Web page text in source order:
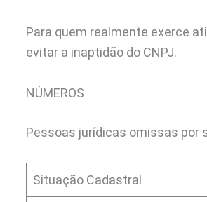
Para quem realmente exerce
evitar a inaptidão do CNPJ.
NÚMEROS
Pessoas jurídicas omissas por
Situação Cadastral